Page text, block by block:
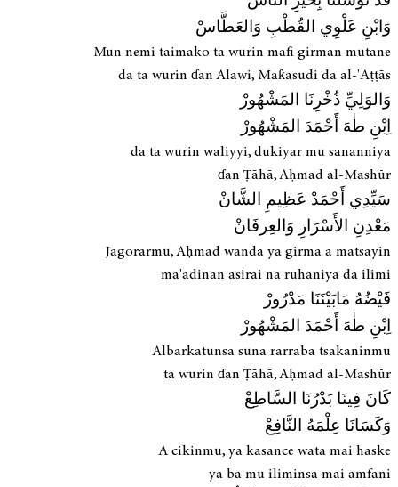
وَابْنِ عَلْوِي القُطْبِ وَالعَطَّاسْ
Mun nemi taimako ta wurin mafi girman mutane
da ta wurin ɗan Alawi, Maƙasudi da al-'Aṭṭās
وَالوَلِيِّ ذُخْرِنَا المَشْهُورْ
اِبْنِ طٰهَ أَحْمَدَ المَشْهُورْ
da ta wurin waliyyi, dukiyar mu sananniya
ɗan Ṭāhā, Aḥmad al-Mashūr
سَيِّدِي أَحْمَدْ عَظِیمِ الشَّانْ
مَعْدِنِ الأَسْرَارِ وَالعِرفَانْ
Jagorarmu, Aḥmad wanda ya girma a matsayin
ma'adinan asirai na ruhaniya da ilimi
فَيْضُهُ مَابَيْنَنَا مَدْرُورْ
اِبْنِ طٰهَ أَحْمَدَ المَشْهُورْ
Albarkatunsa suna rarraba tsakaninmu
ta wurin ɗan Ṭāhā, Aḥmad al-Mashūr
كَانَ فِينَا بَدْرُنَا السَّاطِعْ
وَكَسَانَا عِلْمَهُ النَّافِعْ
A cikinmu, ya kasance wata mai haske
ya ba mu iliminsa mai amfani